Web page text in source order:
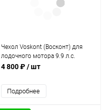
Чехол Voskont (Восконт) для
лодочного мотора 9.9 л.с.
(15/20)
4 800 ₽/ шт
Подробнее